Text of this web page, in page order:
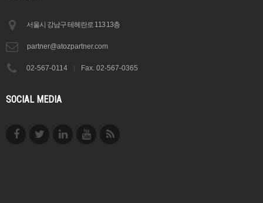
서울시 강남구 테헤란로 113 13층
partner@atozpartner.com
02-567-0114 | Fax. 02-567-0365
SOCIAL MEDIA